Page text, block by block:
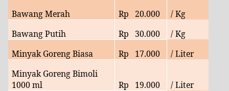
Bawang Merah
Rp 20.000
/ Kg
Bawang Putih
Rp 30.000
/ Kg
Minyak Goreng Biasa
Rp 17.000
/ Liter
Minyak Goreng Bimoli
1000 ml
Rp 19.000
/ Liter